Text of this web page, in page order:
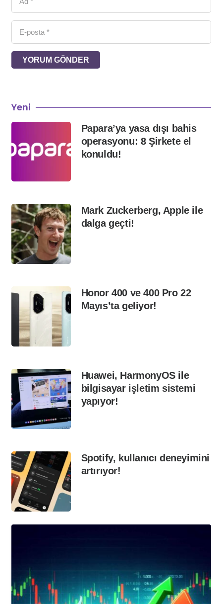
YORUM GÖNDER
Yeni
Papara’ya yasa dışı bahis
operasyonu: 8 Şirkete el
konuldu!
Mark Zuckerberg, Apple ile
dalga geçti!
Honor 400 ve 400 Pro 22
Mayıs’ta geliyor!
Huawei, HarmonyOS ile
bilgisayar işletim sistemi
yapıyor!
Spotify, kullanıcı deneyimini
artırıyor!